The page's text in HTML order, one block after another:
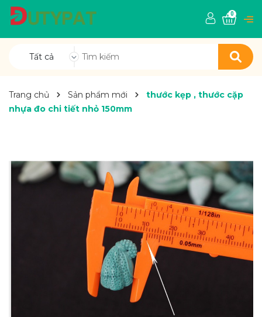
Tất cả
0
Trang chủ Sản phẩm mới
thước kẹp , thước cặp
nhựa đo chi tiết nhỏ 150mm